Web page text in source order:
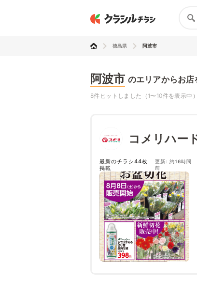
徳島県 阿波市
阿波市 のエリアからお店
8件ヒットしました（1〜10件を表示中）
コメリハー
最新のチラシ44枚
掲載
更新: 約16時間
前